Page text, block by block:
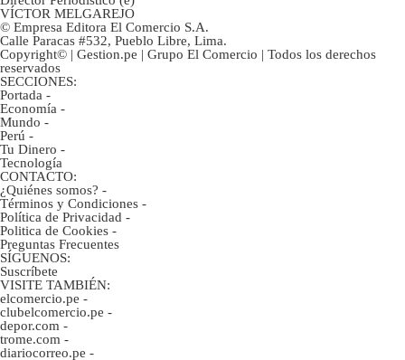
VÍCTOR MELGAREJO
© Empresa Editora El Comercio S.A.
Calle Paracas #532, Pueblo Libre, Lima.
Copyright© | Gestion.pe | Grupo El Comercio | Todos los derechos
reservados
SECCIONES:
Portada -
Economía -
Mundo -
Perú -
Tu Dinero -
Tecnología
CONTACTO:
¿Quiénes somos? -
Términos y Condiciones -
Política de Privacidad -
Politica de Cookies -
Preguntas Frecuentes
SÍGUENOS:
Suscríbete
VISITE TAMBIÉN:
elcomercio.pe -
clubelcomercio.pe -
depor.com -
trome.com -
diariocorreo.pe -